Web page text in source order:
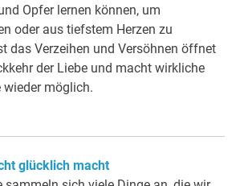
Opfer lernen können, um
oder aus tiefstem Herzen zu
das Verzeihen und Versöhnen öffnet
der Liebe und macht wirkliche
wieder möglich.
glücklich macht